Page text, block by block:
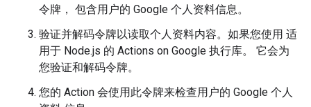
令牌， 包含用户的 Google 个人资料信息。
验证并解码令牌以读取个人资料内容。如果您使用 适
用于 Node.js 的 Actions on Google 执行库。 它会为
您验证和解码令牌。
您的 Action 会使用此令牌来检查用户的 Google 个人